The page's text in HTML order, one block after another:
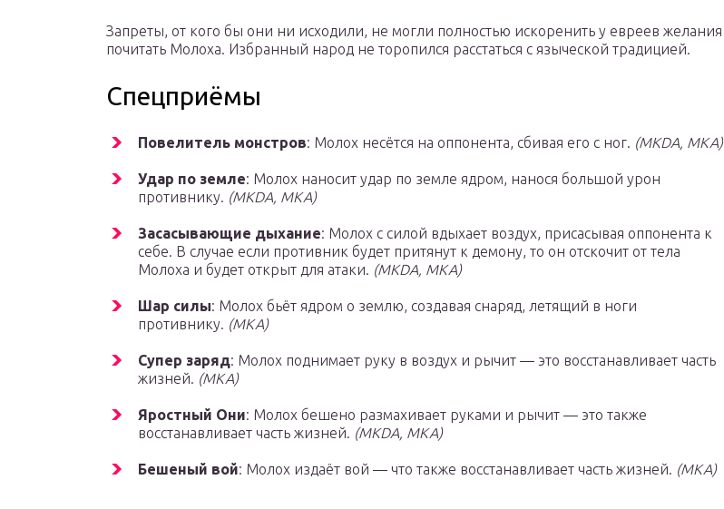
Запреты, от кого бы они ни исходили, не могли полностью искоренить у евреев желания
почитать Молоха. Избранный народ не торопился расстаться с языческой традицией.
Спецприёмы
Повелитель монстров: Молох несётся на оппонента, сбивая его с ног. (MKDA, MKA)
Удар по земле: Молох наносит удар по земле ядром, нанося большой урон
противнику. (MKDA, MKA)
Засасывающие дыхание: Молох с силой вдыхает воздух, присасывая оппонента к
себе. В случае если противник будет притянут к демону, то он отскочит от тела
Молоха и будет открыт для атаки. (MKDA, MKA)
Шар силы: Молох бьёт ядром о землю, создавая снаряд, летящий в ноги
противнику. (MKA)
Супер заряд: Молох поднимает руку в воздух и рычит — это восстанавливает часть
жизней. (MKA)
Яростный Они: Молох бешено размахивает руками и рычит — это также
восстанавливает часть жизней. (MKDA, MKA)
Бешеный вой: Молох издаёт вой — что также восстанавливает часть жизней. (MKA)